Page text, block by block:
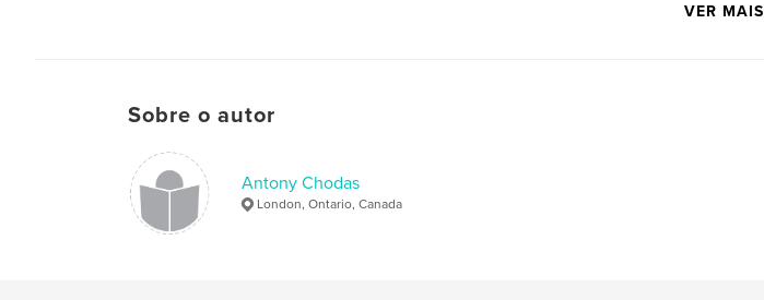
VER MAIS
Sobre o autor
Antony Chodas
London, Ontario, Canada